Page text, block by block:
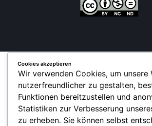
Cookies akzeptieren
Wir verwenden Cookies, um unsere
nutzerfreundlicher zu gestalten,
Funktionen bereitzustellen und
Statistiken zur Verbesserung
zu erheben. Sie können selbst